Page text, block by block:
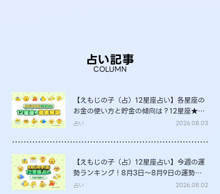
占い記事
COLUMN
【えもじの子（占）12星座占い】各星座の
お金の使い方と貯金の傾向は？12星座★徹
底解説
占い 2026.08.03
【えもじの子（占）12星座占い】今週の運
勢ランキング！8月3日～8月9日の運勢
は？
占い 2026.08.02